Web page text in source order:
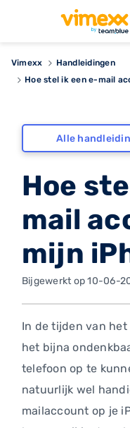
Vimexx
Handleidingen
Hoe stel ik een e-mail
Alle
Hoe
mail
mijn
Bijgewerkt op 10-06-
In de tijden van
het bijna
telefoon op te
natuurlijk wel
mailaccount op je